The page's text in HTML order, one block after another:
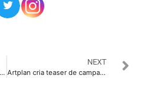
Sérgio Mallandro é atração de programa da Record TV
NEXT
Artplan cria teaser de campanha de Natal para a Leader